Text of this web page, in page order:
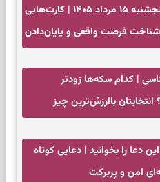
فال تاروت امروز پنجشنبه ۱۵ مرداد ۱۴۰۵ | کارت‌هایی
فرصت واقعی و پایان‌دادن
| کدام سکه‌ها زودتر
باارزش‌ترین چیز
دعا را بخوانید | دعایی کوتاه
امن و پربرکت